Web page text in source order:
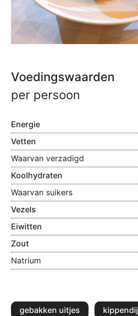
Voedingswaarden
per persoon
Energie
Vetten
Waarvan verzadigd
Koolhydraten
Waarvan suikers
Vezels
Eiwitten
Zout
Natrium
gebakken uitjes kippendij